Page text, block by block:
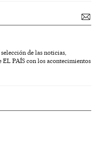
de las noticias,
PAÍS con los acontecimientos